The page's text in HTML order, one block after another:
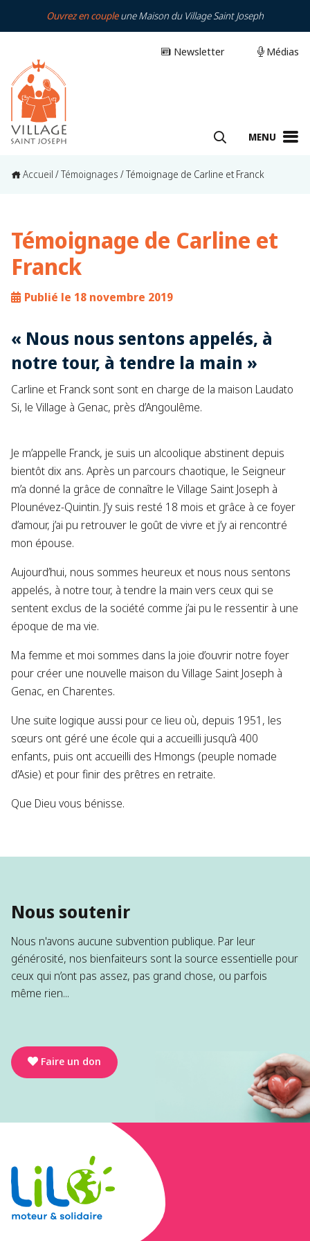
Ouvrez en coupleune Maison du Village Saint Joseph
Newsletter Médias
MENU
Accueil /Témoignages /Témoignage de Carline et Franck
Témoignage de Carline et
Franck
Publié le 18 novembre 2019
« Nous nous sentons appelés, à
notre tour, à tendre la main »
Carline et Franck sont sont en charge de la maison Laudato
Si, le Village à Genac, près d’Angoulême.
Je m’appelle Franck, je suis un alcoolique abstinent depuis
bientôt dix ans. Après un parcours chaotique, le Seigneur
m’a donné la grâce de connaître le Village Saint Joseph à
Plounévez-Quintin. J’y suis resté 18 mois et grâce à ce foyer
d’amour, j’ai pu retrouver le goût de vivre et j’y ai rencontré
mon épouse.
Aujourd’hui, nous sommes heureux et nous nous sentons
appelés, à notre tour, à tendre la main vers ceux qui se
sentent exclus de la société comme j’ai pu le ressentir à une
époque de ma vie.
Ma femme et moi sommes dans la joie d’ouvrir notre foyer
pour créer une nouvelle maison du Village Saint Joseph à
Genac, en Charentes.
Une suite logique aussi pour ce lieu où, depuis 1951, les
sœurs ont géré une école qui a accueilli jusqu’à 400
enfants, puis ont accueilli des Hmongs (peuple nomade
d’Asie) et pour finir des prêtres en retraite.
Que Dieu vous bénisse.
Nous soutenir
Nous n'avons aucune subvention publique. Par leur
générosité, nos bienfaiteurs sont la source essentielle pour
ceux qui n’ont pas assez, pas grand chose, ou parfois
même rien...
Faire un don